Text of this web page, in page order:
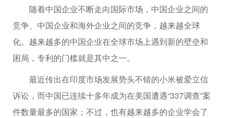
随着中国企业不断走向国际市场，中国企业之间的
竞争、中国企业和海外企业之间的竞争，越来越全球
化。越来越多的中国企业在全球市场上遇到新的壁垒和
困局，专利的门槛就是其中之一。
最近传出在印度市场发展势头不错的小米被爱立信
诉讼，而中国已连续十多年成为在美国遭遇“337调查”案
件数量最多的国家；不过，也有越来越多的企业学会了